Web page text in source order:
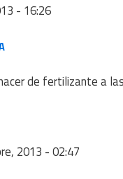
- 16:26
de fertilizante a
2013 - 02:47